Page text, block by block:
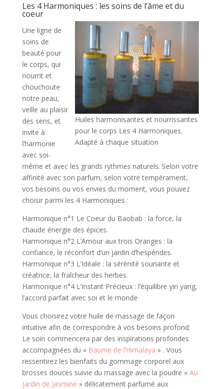
Les 4 Harmoniques : les soins de l’âme et du
coeur
Huiles harmonisantes et nourrissantes
pour le corps Les 4 Harmoniques.
Adapté à chaque situation
Une ligne de
soins de
beauté pour
le corps, qui
nourrit et
chouchoute
notre peau,
veille au plaisir
des sens, et
invite à
l’harmonie
avec soi-
même et avec les grands rythmes naturels. Selon votre
affinité avec son parfum, selon votre tempérament,
vos besoins ou vos envies du moment, vous pouvez
choisir parmi les 4 Harmoniques :
Harmonique n°1 Le Coeur du Baobab : la force, la
chaude énergie des épices.
Harmonique n°2 L’Amour aux trois Oranges : la
confiance, le réconfort d’un jardin d’hespérides.
Harmonique n°3 L’Idéale : la sérénité souriante et
créatrice, la fraîcheur des herbes.
Harmonique n°4 L’Instant Précieux : l’équilibre yin yang,
l’accord parfait avec soi et le monde
Vous choisirez votre huile de massage de façon
intuitive afin de correspondre à vos besoins profond.
Le soin commencera par des inspirations profondes
accompagnées du « Baume de l’Himalaya » . Vous
ressentirez les bienfaits du gommage corporel aux
brosses douces suivie du massage avec la poudre « Au
jardin de Jasmine » délicatement parfumé aux